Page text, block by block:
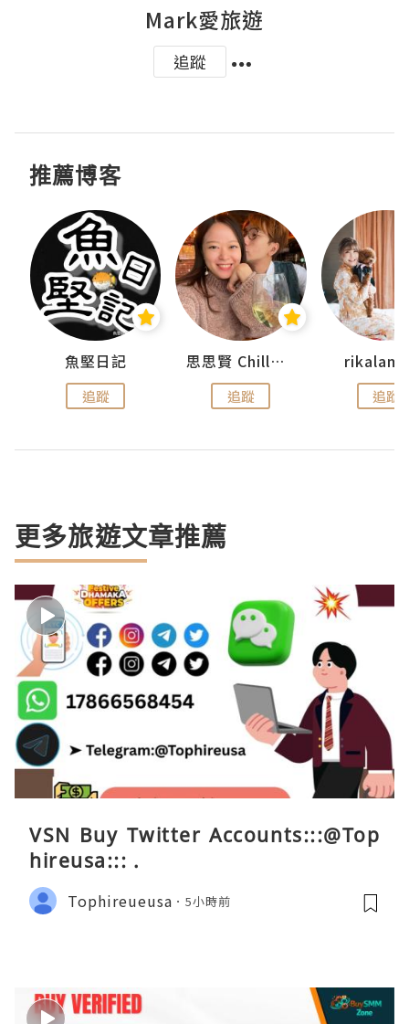
Mark愛旅遊
追蹤
推薦博客
魚堅日記
追蹤
思思賢 ChillMyBabe
追蹤 追蹤
更多旅遊文章推薦
VSN Buy Twitter Accounts:::@Top
hireusa::: .
Tophireueusa 5小時前